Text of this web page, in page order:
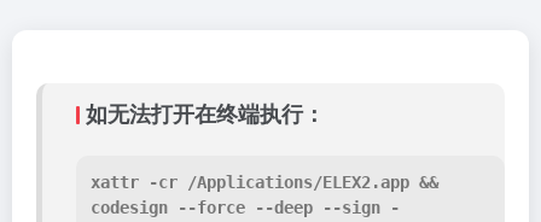
如无法打开在终端执行：
xattr -cr /Applications/ELEX2.app &&
codesign --force --deep --sign -